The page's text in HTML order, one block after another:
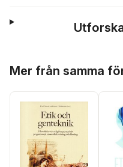
Mer från samma